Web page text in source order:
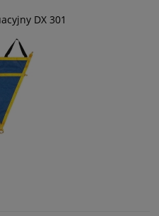
DX 301